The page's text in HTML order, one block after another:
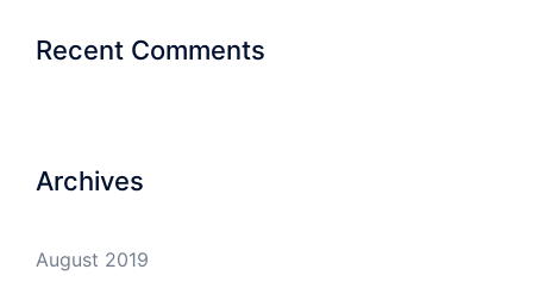
Recent Comments
Archives
August 2019